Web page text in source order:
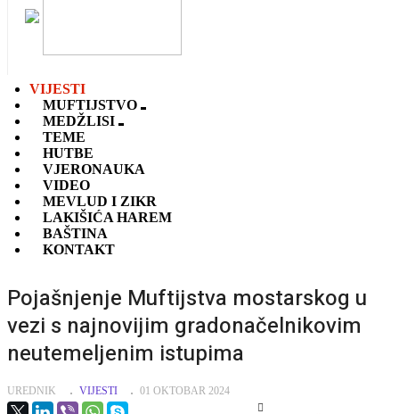
VIJESTI
MUFTIJSTVO
MEDŽLISI
TEME
HUTBE
VJERONAUKA
VIDEO
MEVLUD I ZIKR
LAKIŠIĆA HAREM
BAŠTINA
KONTAKT
Pojašnjenje Muftijstva mostarskog u
vezi s najnovijim gradonačelnikovim
neutemeljenim istupima
UREDNIK VIJESTI
01 OKTOBAR 2024